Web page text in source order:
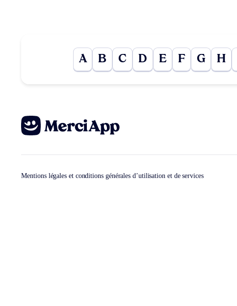
A B C D E F G H
Mentions légales et conditions générales d’utilisation et de services